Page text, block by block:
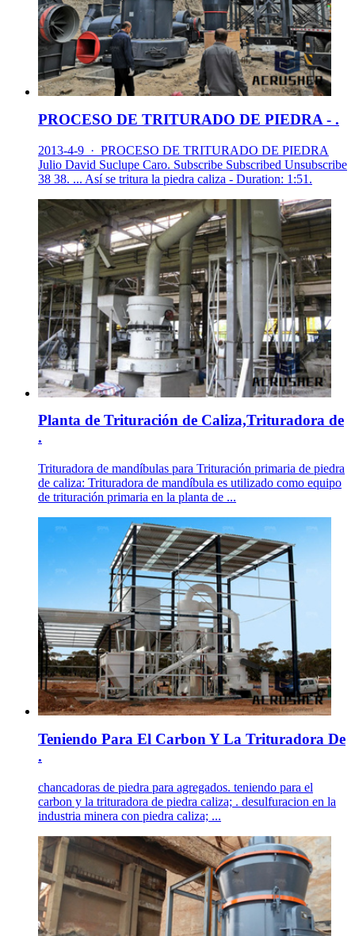
PROCESO DE TRITURADO DE PIEDRA - .
2013-4-9 · PROCESO DE TRITURADO DE PIEDRA
Julio David Suclupe Caro. Subscribe Subscribed Unsubscribe
38 38. ... Así se tritura la piedra caliza - Duration: 1:51.
Planta de Trituración de Caliza,Trituradora de
.
Trituradora de mandíbulas para Trituración primaria de piedra
de caliza: Trituradora de mandíbula es utilizado como equipo
de trituración primaria en la planta de ...
Teniendo Para El Carbon Y La Trituradora De
.
chancadoras de piedra para agregados. teniendo para el
carbon y la trituradora de piedra caliza; . desulfuracion en la
industria minera con piedra caliza; ...